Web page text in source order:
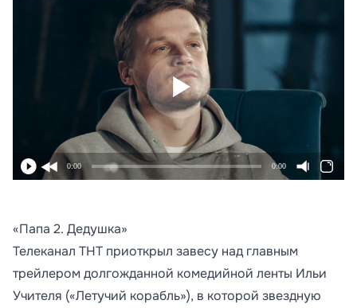
0:00 0:00
«Папа 2. Дедушка»
Телеканал ТНТ приоткрыл завесу над главным
трейлером долгожданной комедийной ленты Ильи
Учителя («Летучий корабль»), в которой звездную